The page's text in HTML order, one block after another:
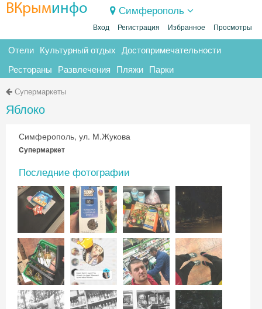
ВКрыминфо Симферополь
Вход Регистрация Избранное Просмотры
Отели Культурный отдых Достопримечательности
Рестораны Развлечения Пляжи Парки
Супермаркеты
Яблоко
Симферополь, ул. М.Жукова
Cупермаркет
Последние фотографии